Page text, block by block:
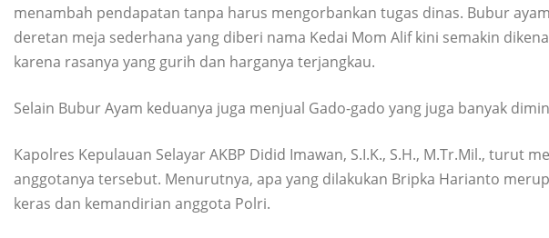
menambah pendapatan tanpa harus mengorbankan tugas dinas. Bubur
deretan meja sederhana yang diberi nama Kedai Mom Alif kini semakin
karena rasanya yang gurih dan harganya terjangkau.
Selain Bubur Ayam keduanya juga menjual Gado-gado yang juga banyak
Kapolres Kepulauan Selayar AKBP Didid Imawan, S.I.K., S.H., M.Tr.Mil., turut
anggotanya tersebut. Menurutnya, apa yang dilakukan Bripka Harianto
keras dan kemandirian anggota Polri.